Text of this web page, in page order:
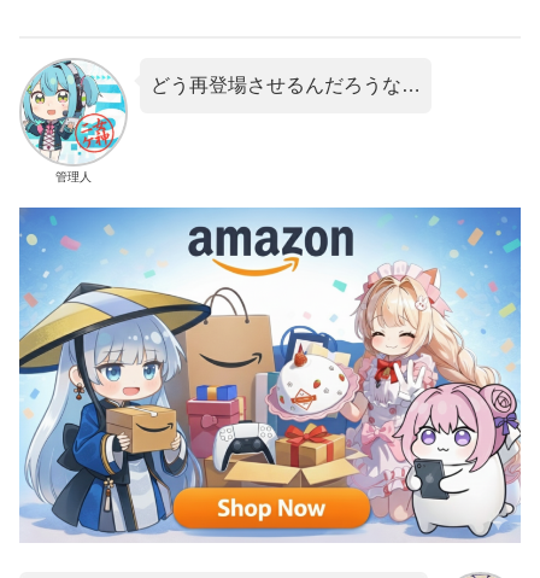
管理人
どう再登場させるんだろうな…